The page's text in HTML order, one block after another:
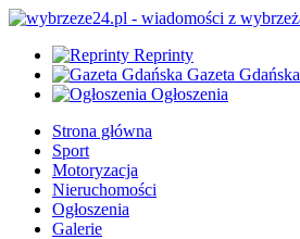
Reprinty
Gazeta Gdańska
Ogłoszenia
Strona główna
Sport
Motoryzacja
Nieruchomości
Ogłoszenia
Galerie